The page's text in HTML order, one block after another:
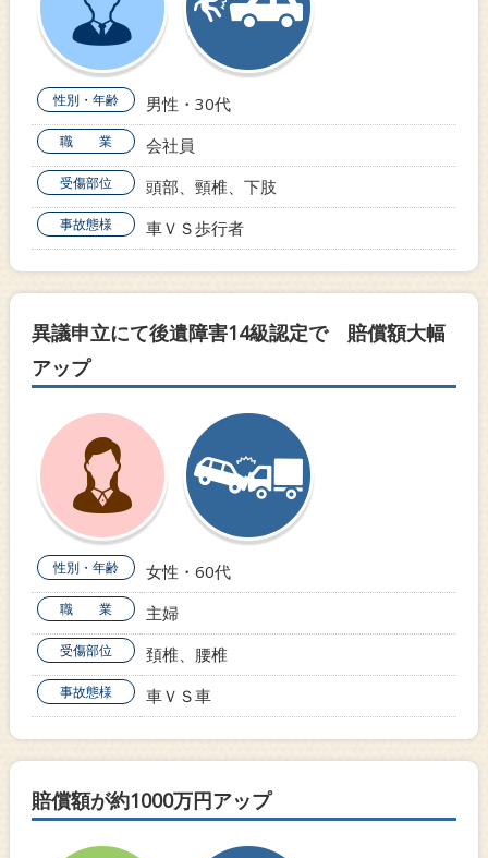
性別・年齢 男性・30代
職 業 会社員
受傷部位 頭部、頸椎、下肢
事故態様 車ＶＳ歩行者
異議申立にて後遺障害14級認定で 賠償額大幅
アップ
性別・年齢 女性・60代
職 業 主婦
受傷部位 頚椎、腰椎
事故態様 車ＶＳ車
賠償額が約1000万円アップ